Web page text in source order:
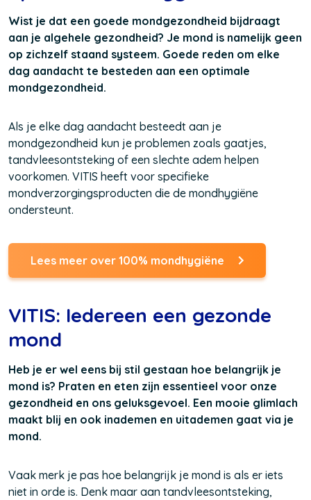
Wist je dat een goede mondgezondheid bijdraagt
aan je algehele gezondheid? Je mond is namelijk geen
op zichzelf staand systeem. Goede reden om elke
dag aandacht te besteden aan een optimale
mondgezondheid.
Als je elke dag aandacht besteedt aan je
mondgezondheid kun je problemen zoals gaatjes,
tandvleesontsteking of een slechte adem helpen
voorkomen. VITIS heeft voor specifieke
mondverzorgingsproducten die de mondhygiëne
ondersteunt.
Lees meer over 100% mondhygiëne
VITIS: Iedereen een gezonde
mond
Heb je er wel eens bij stil gestaan hoe belangrijk je
mond is? Praten en eten zijn essentieel voor onze
gezondheid en ons geluksgevoel. Een mooie glimlach
maakt blij en ook inademen en uitademen gaat via je
mond.
Vaak merk je pas hoe belangrijk je mond is als er iets
niet in orde is. Denk maar aan tandvleesontsteking,